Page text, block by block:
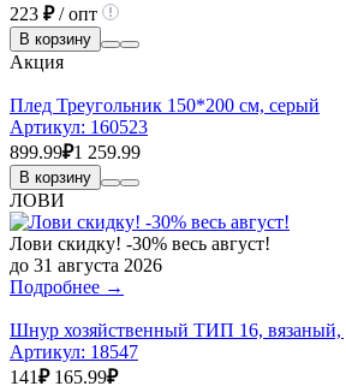
223 ₽/ опт
В корзину
Акция
Плед Треугольник 150*200 см, серый
Артикул: 160523
899.99₽1 259.99
В корзину
ЛОВИ
Лови скидку! -30% весь август!
до 31 августа 2026
Подробнее →
Шнур хозяйственный ТИП 16, вязаный,
Артикул: 18547
141₽ 165.99₽